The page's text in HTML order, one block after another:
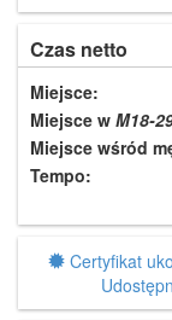
Czas netto
Miejsce:
Miejsce w M18-
Miejsce wśród
Tempo:
Certyfikat